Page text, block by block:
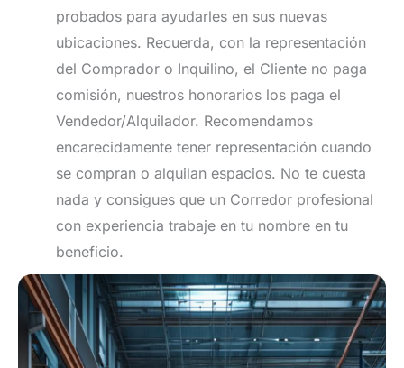
probados para ayudarles en sus nuevas
ubicaciones. Recuerda, con la representación
del Comprador o Inquilino, el Cliente no paga
comisión, nuestros honorarios los paga el
Vendedor/Alquilador. Recomendamos
encarecidamente tener representación cuando
se compran o alquilan espacios. No te cuesta
nada y consigues que un Corredor profesional
con experiencia trabaje en tu nombre en tu
beneficio.